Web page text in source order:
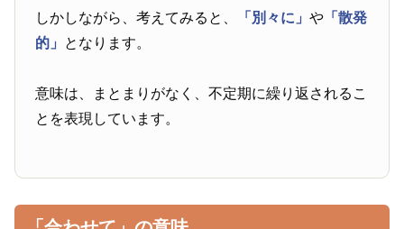
しかしながら、考えてみると、 「別々に」や 「散発
的」 となります。
意味は、まとまりがなく、不定期に繰り返されるこ
とを表現しています。